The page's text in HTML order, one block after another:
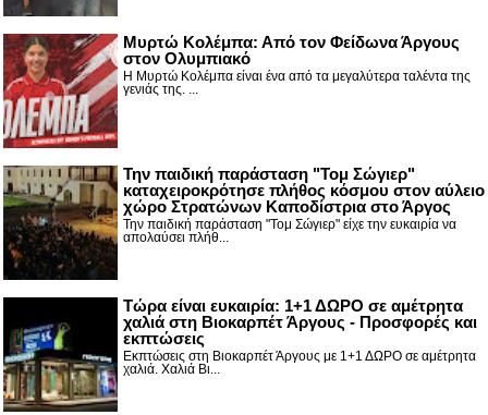
Μυρτώ Κολέμπα: Από τον Φείδωνα Άργους
στον Ολυμπιακό
Η Μυρτώ Κολέμπα είναι ένα από τα μεγαλύτερα ταλέντα της
γενιάς της. ...
Την παιδική παράσταση "Τομ Σώγιερ"
καταχειροκρότησε πλήθος κόσμου στον αύλειο
χώρο Στρατώνων Καποδίστρια στο Άργος
Την παιδική παράσταση "Τομ Σώγιερ" είχε την ευκαιρία να
απολαύσει πλήθ...
Τώρα είναι ευκαιρία: 1+1 ΔΩΡΟ σε αμέτρητα
χαλιά στη Βιοκαρπέτ Άργους - Προσφορές και
εκπτώσεις
Εκπτώσεις στη Βιοκαρπέτ Άργους με 1+1 ΔΩΡΟ σε αμέτρητα
χαλιά. Χαλιά Βι...